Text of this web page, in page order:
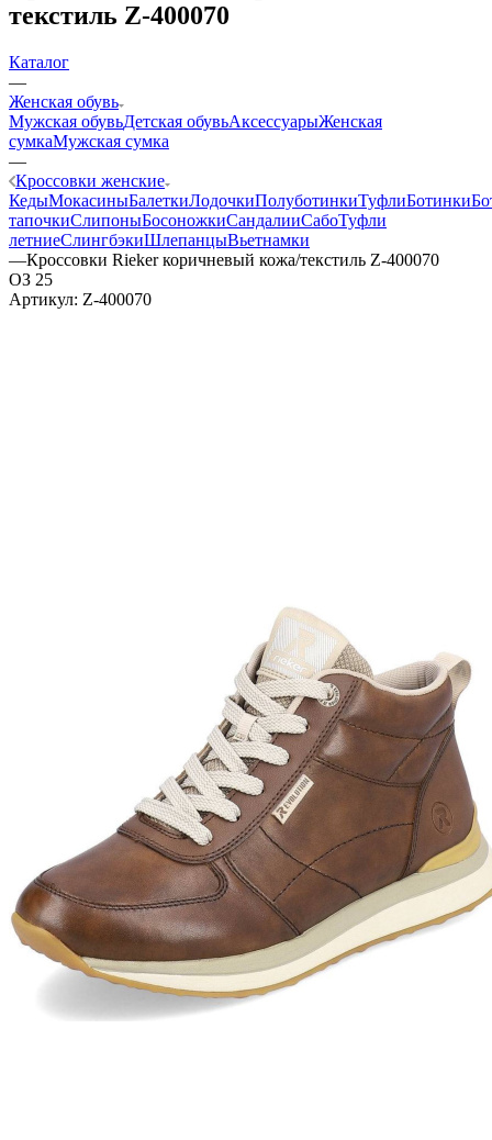
текстиль Z-400070
Каталог
—
Женская обувь
Мужская обувьДетская обувьАксессуарыЖенская
сумкаМужская сумка
—
Кроссовки женские
КедыМокасиныБалеткиЛодочкиПолуботинкиТуфлиБотинки
тапочкиСлипоныБосоножкиСандалииСабоТуфли
летниеСлингбэкиШлепанцыВьетнамки
—Кроссовки Rieker коричневый кожа/текстиль Z-400070
ОЗ 25
Артикул: Z-400070